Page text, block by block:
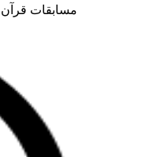
مسابقات قرآن